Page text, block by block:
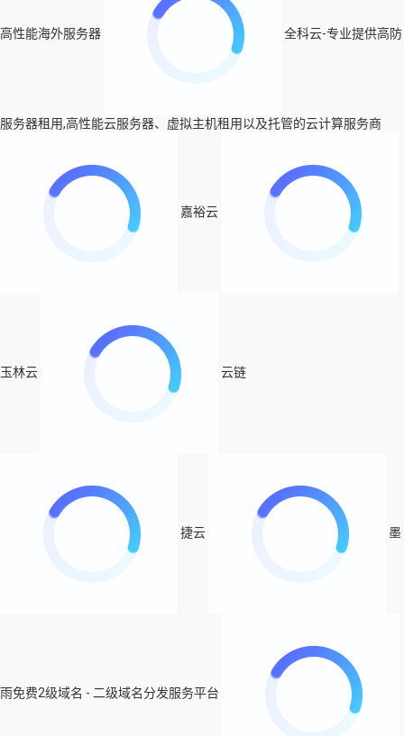
高性能海外服务器 全科云-专业提供高防
服务器租用,高性能云服务器、虚拟主机租用以及托管的云计算服务商
嘉裕云
玉林云 云链
捷云 墨
雨免费2级域名 - 二级域名分发服务平台